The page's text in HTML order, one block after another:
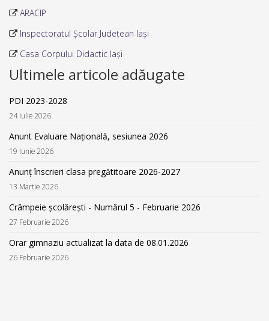
ARACIP
Inspectoratul Școlar Județean Iași
Casa Corpului Didactic Iași
Ultimele articole adăugate
PDI 2023-2028
24 Iulie 2026
Anunt Evaluare Națională, sesiunea 2026
19 Iunie 2026
Anunț înscrieri clasa pregătitoare 2026-2027
13 Martie 2026
Crâmpeie școlărești - Numărul 5 - Februarie 2026
27 Februarie 2026
Orar gimnaziu actualizat la data de 08.01.2026
26 Februarie 2026